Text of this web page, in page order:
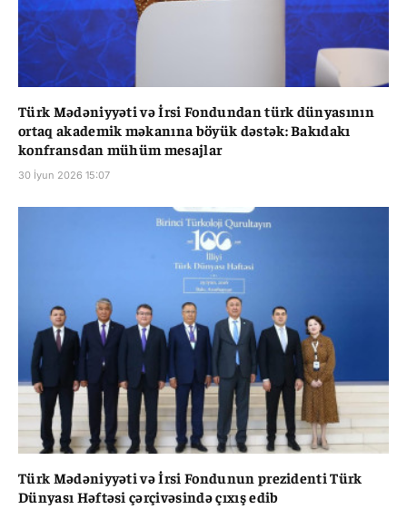
Türk Mədəniyyəti və İrsi Fondundan türk dünyasının
ortaq akademik məkanına böyük dəstək: Bakıdakı
konfransdan mühüm mesajlar
30 İyun 2026 15:07
Türk Mədəniyyəti və İrsi Fondunun prezidenti Türk
Dünyası Həftəsi çərçivəsində çıxış edib